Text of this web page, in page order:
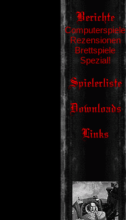
Computerspiele
Rezensionen
Brettspiele
Spezial!